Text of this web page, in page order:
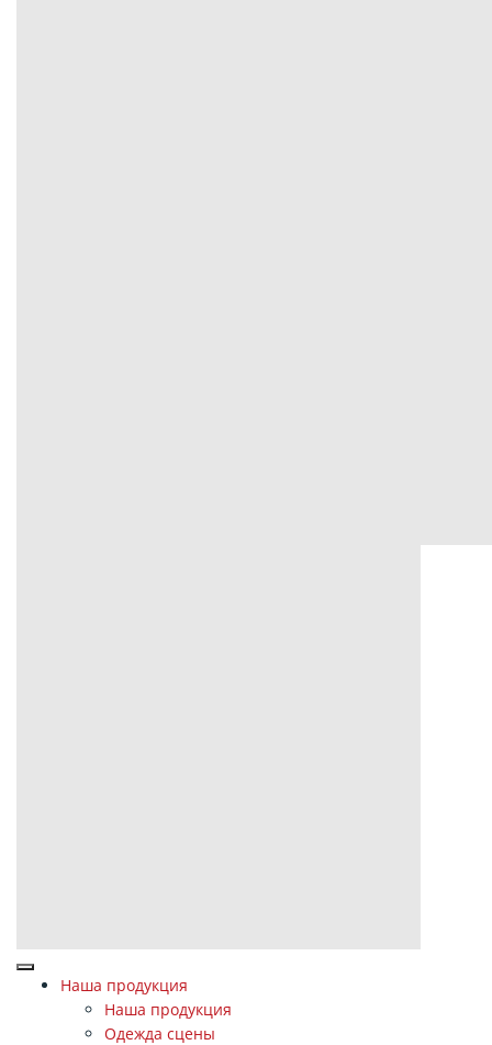
Наша продукция
Наша продукция
Одежда сцены